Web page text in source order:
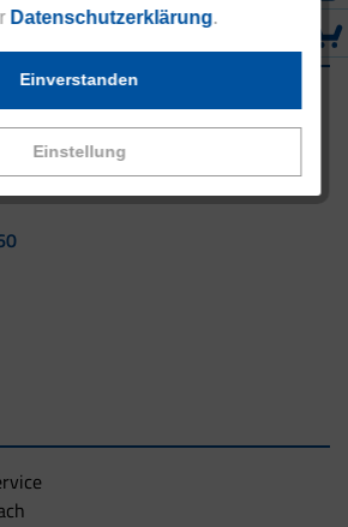
Datenschutzerklärung.
Einstellung
Einverstanden